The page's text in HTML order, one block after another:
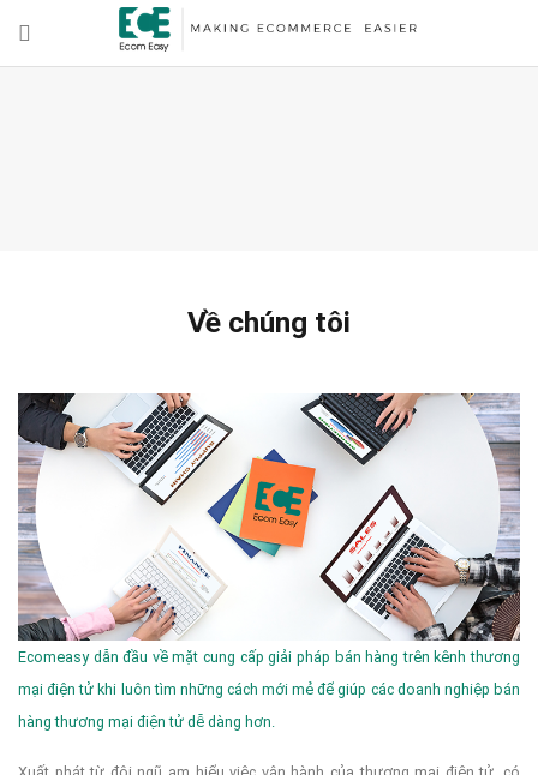
Về chúng tôi
Ecomeasy dẫn đầu về mặt cung cấp giải pháp bán hàng trên kênh thương
mại điện tử khi luôn tìm những cách mới mẻ để giúp các doanh nghiệp bán
hàng thương mại điện tử dễ dàng hơn.